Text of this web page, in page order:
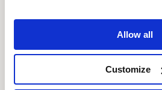
Allow all
Customize
PREBERI VEČ